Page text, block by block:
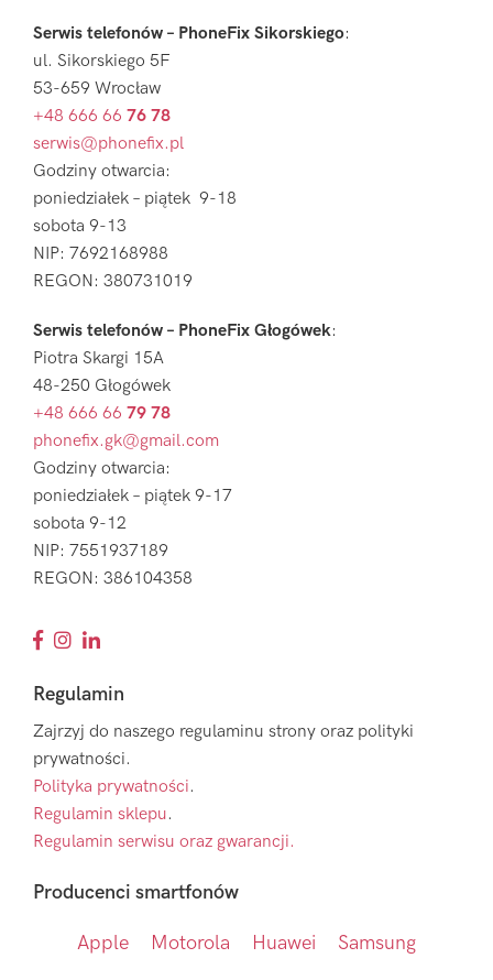
Serwis telefonów – PhoneFix Sikorskiego:
ul. Sikorskiego 5F
53-659 Wrocław
+48 666 66 76 78
serwis@phonefix.pl
Godziny otwarcia:
poniedziałek – piątek 9-18
sobota 9-13
NIP: 7692168988
REGON: 380731019
Serwis telefonów – PhoneFix Głogówek:
Piotra Skargi 15A
48-250 Głogówek
+48 666 66 79 78
phonefix.gk@gmail.com
Godziny otwarcia:
poniedziałek – piątek 9-17
sobota 9-12
NIP: 7551937189
REGON: 386104358
Regulamin
Zajrzyj do naszego regulaminu strony oraz polityki
prywatności.
Polityka prywatności.
Regulamin sklepu.
Regulamin serwisu oraz gwarancji.
Producenci smartfonów
Apple Motorola Huawei Samsung